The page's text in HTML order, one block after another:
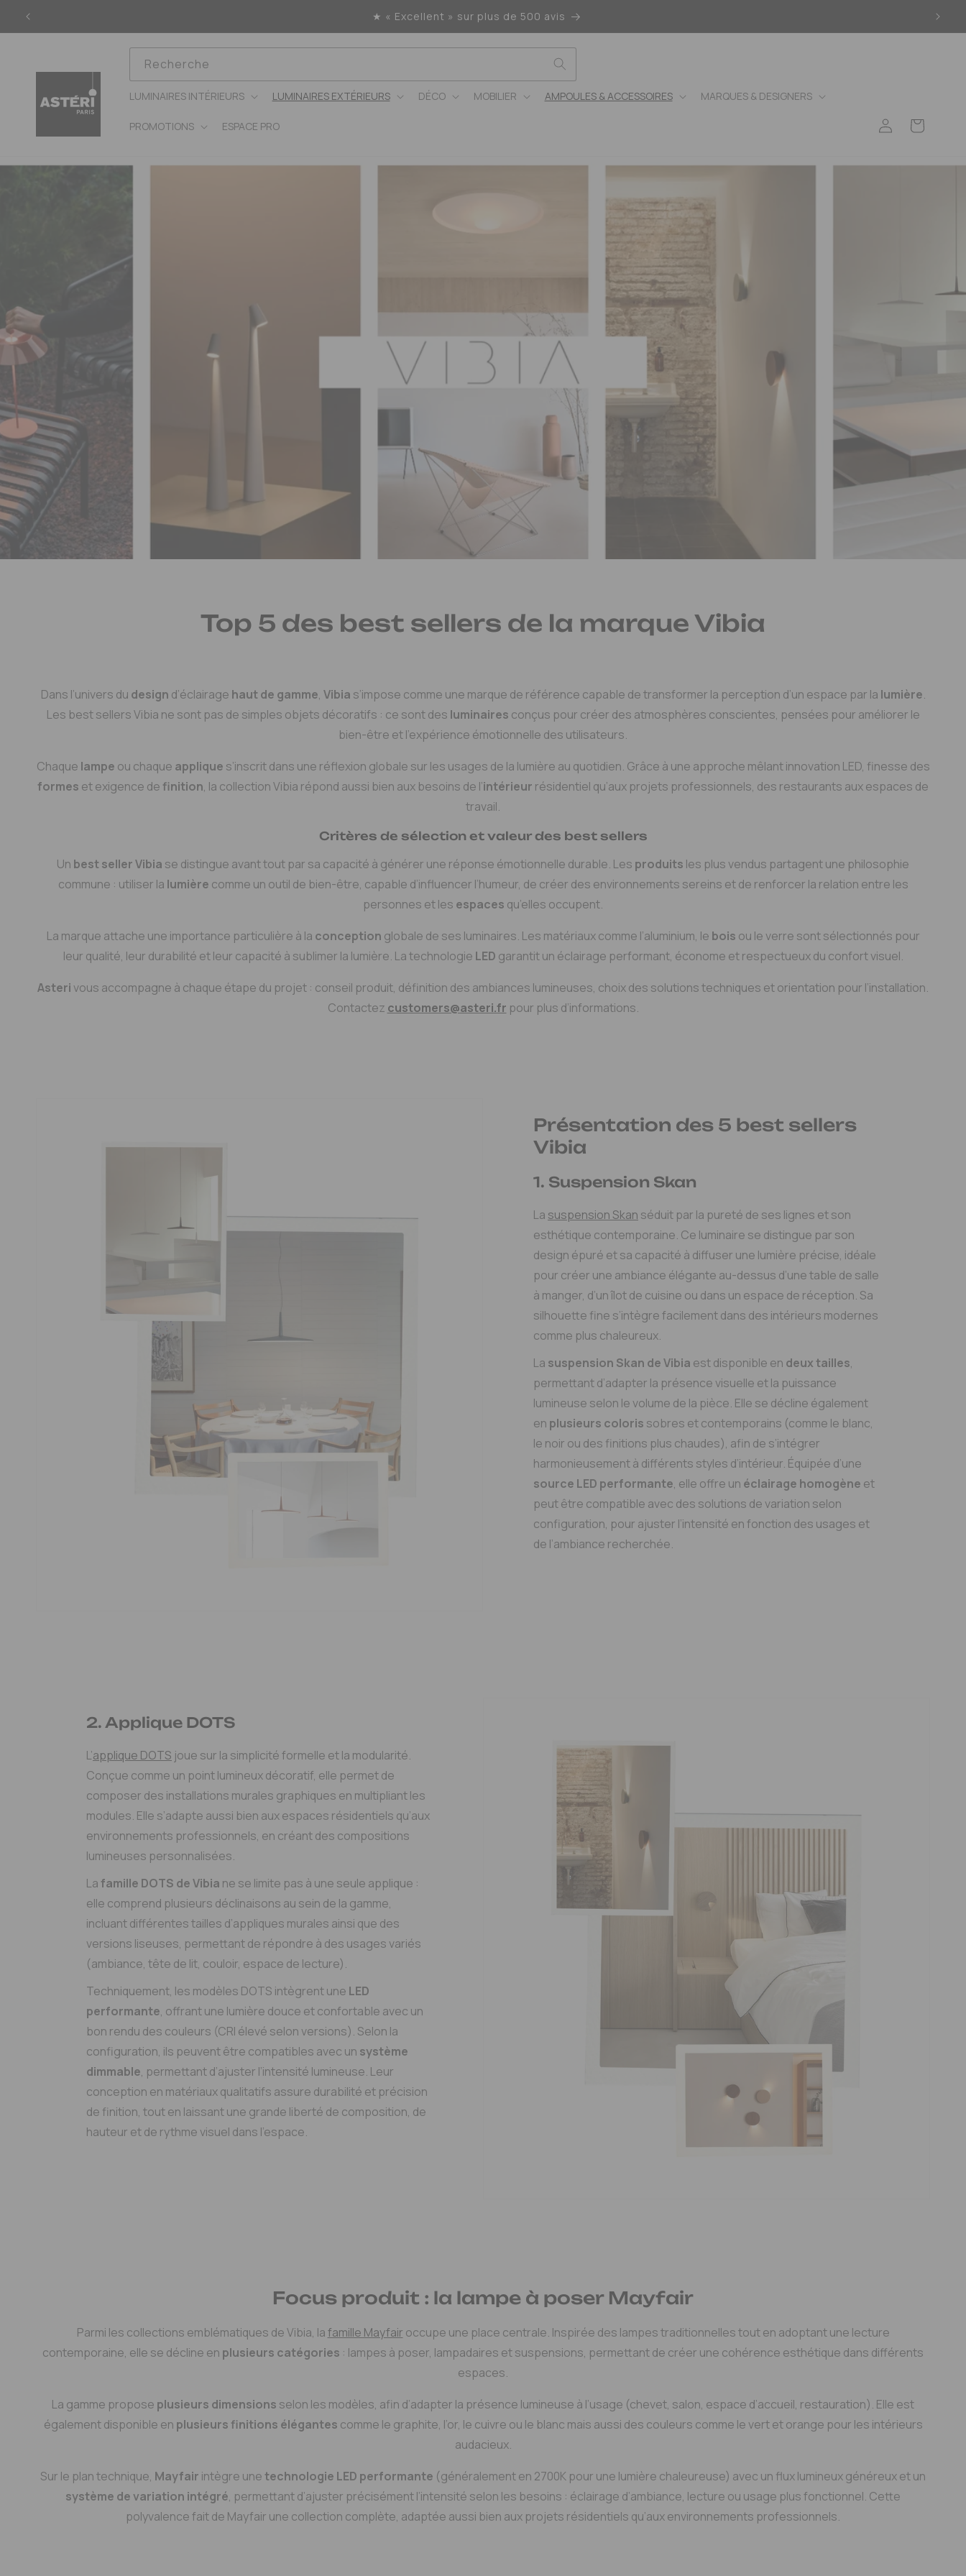
passer
★ « Excellent » sur plus de 500 avis
Recherche
LUMINAIRES INTÉRIEURS LUMINAIRES EXTÉRIEURS DÉCO MOBILIER AMPOULES & ACCESSOIRES MARQUES & DESIGNERS
PROMOTIONS ESPACE PRO Connexion Panier
Top 5 des best sellers de la marque Vibia
Dans l’univers du design d’éclairage haut de gamme, Vibia s’impose comme une marque de référence capable de transformer la perception d’un espace par la lumière.
Les best sellers Vibia ne sont pas de simples objets décoratifs : ce sont des luminaires conçus pour créer des atmosphères conscientes, pensées pour améliorer le
bien-être et l’expérience émotionnelle des utilisateurs.
Chaque lampe ou chaque applique s’inscrit dans une réflexion globale sur les usages de la lumière au quotidien. Grâce à une approche mêlant innovation LED, finesse des
formes et exigence de finition, la collection Vibia répond aussi bien aux besoins de l’intérieur résidentiel qu’aux projets professionnels, des restaurants aux espaces de
travail.
Critères de sélection et valeur des best sellers
Un best seller Vibia se distingue avant tout par sa capacité à générer une réponse émotionnelle durable. Les produits les plus vendus partagent une philosophie
commune : utiliser la lumière comme un outil de bien-être, capable d’influencer l’humeur, de créer des environnements sereins et de renforcer la relation entre les
personnes et les espaces qu’elles occupent.
La marque attache une importance particulière à la conception globale de ses luminaires. Les matériaux comme l’aluminium, le bois ou le verre sont sélectionnés pour
leur qualité, leur durabilité et leur capacité à sublimer la lumière. La technologie LED garantit un éclairage performant, économe et respectueux du confort visuel.
Asterivous accompagne à chaque étape du projet : conseil produit, définition des ambiances lumineuses, choix des solutions techniques et orientation pour l’installation.
Contactez customers@asteri.fr pour plus d’informations.
Présentation des 5 best sellers
Vibia
1. Suspension Skan
La suspension Skan séduit par la pureté de ses lignes et son
esthétique contemporaine. Ce luminaire se distingue par son
design épuré et sa capacité à diffuser une lumière précise, idéale
pour créer une ambiance élégante au-dessus d’une table de salle
à manger, d’un îlot de cuisine ou dans un espace de réception. Sa
silhouette fine s’intègre facilement dans des intérieurs modernes
comme plus chaleureux.
La suspension Skan de Vibia est disponible en deux tailles,
permettant d’adapter la présence visuelle et la puissance
lumineuse selon le volume de la pièce. Elle se décline également
en plusieurs coloris sobres et contemporains (comme le blanc,
le noir ou des finitions plus chaudes), afin de s’intégrer
harmonieusement à différents styles d’intérieur. Équipée d’une
source LED performante, elle offre un éclairage homogène et
peut être compatible avec des solutions de variation selon
configuration, pour ajuster l’intensité en fonction des usages et
de l’ambiance recherchée.
2. Applique DOTS
L’applique DOTS joue sur la simplicité formelle et la modularité.
Conçue comme un point lumineux décoratif, elle permet de
composer des installations murales graphiques en multipliant les
modules. Elle s’adapte aussi bien aux espaces résidentiels qu’aux
environnements professionnels, en créant des compositions
lumineuses personnalisées.
Lafamille DOTS de Vibia ne se limite pas à une seule applique :
elle comprend plusieurs déclinaisons au sein de la gamme,
incluant différentes tailles d’appliques murales ainsi que des
versions liseuses, permettant de répondre à des usages variés
(ambiance, tête de lit, couloir, espace de lecture).
Techniquement, les modèles DOTS intègrent une LED
performante, offrant une lumière douce et confortable avec un
bon rendu des couleurs (CRI élevé selon versions). Selon la
configuration, ils peuvent être compatibles avec un système
dimmable, permettant d’ajuster l’intensité lumineuse. Leur
conception en matériaux qualitatifs assure durabilité et précision
de finition, tout en laissant une grande liberté de composition, de
hauteur et de rythme visuel dans l’espace.
Focus produit : la lampe à poser Mayfair
Parmi les collections emblématiques de Vibia, lafamille Mayfair occupe une place centrale. Inspirée des lampes traditionnelles tout en adoptant une lecture
contemporaine, elle se décline en plusieurs catégories : lampes à poser, lampadaires et suspensions, permettant de créer une cohérence esthétique dans différents
espaces.
La gamme propose plusieurs dimensions selon les modèles, afin d’adapter la présence lumineuse à l’usage (chevet, salon, espace d’accueil, restauration). Elle est
également disponible en plusieurs finitions élégantes comme le graphite, l’or, le cuivre ou le blanc mais aussi des couleurs comme le vert et orange pour les intérieurs
audacieux.
Sur le plan technique, Mayfair intègre unetechnologie LED performante (généralement en 2700K pour une lumière chaleureuse) avec un flux lumineux généreux et un
système de variation intégré, permettant d’ajuster précisément l’intensité selon les besoins : éclairage d’ambiance, lecture ou usage plus fonctionnel. Cette
polyvalence fait de Mayfair une collection complète, adaptée aussi bien aux projets résidentiels qu’aux environnements professionnels.